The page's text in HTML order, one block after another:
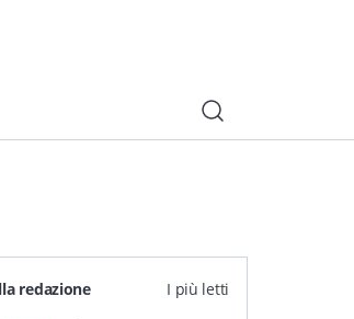
redazione I più letti